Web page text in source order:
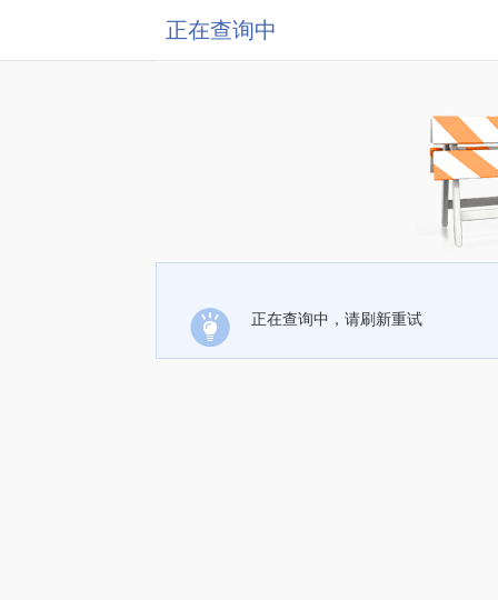
正在查询中
正在查询中，请刷新重试